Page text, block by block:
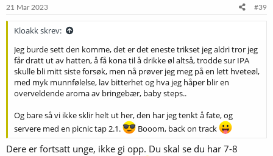
e
21 Mar 2023 #39
Kloakk skrev:
Jeg burde sett den komme, det er det eneste trikset jeg aldri tror jeg
får dratt ut av hatten, å få kona til å drikke øl altså, trodde sur IPA
skulle bli mitt siste forsøk, men nå prøver jeg meg på en lett hveteøl,
med myk munnfølelse, lav bitterhet og hva jeg håper blir en
overveldende aroma av bringebær, baby steps..
Og bare så vi ikke sklir helt ut her, den har jeg tenkt å fate, og
servere med en picnic tap 2.1.
Booom, back on track
Dere er fortsatt unge, ikke gi opp. Du skal se du har 7-8